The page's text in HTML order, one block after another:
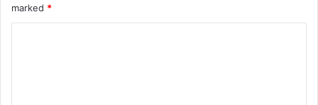
marked *